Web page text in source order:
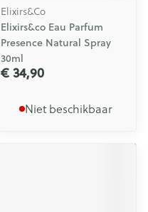
Elixirs&Co
Elixirs&co Eau Parfum
Presence Natural Spray
30ml
€ 34,90
Niet beschikbaar